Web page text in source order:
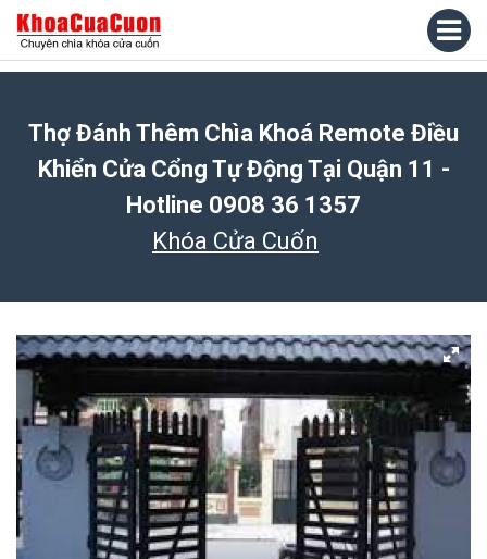
Thợ Đánh Thêm Chìa Khoá Remote Điều
Khiển Cửa Cổng Tự Động Tại Quận 11 -
Hotline 0908 36 1357
Khóa Cửa Cuốn